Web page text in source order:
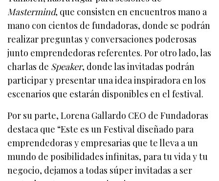
Mastermind, que consisten en encuentros mano a
mano con cientos de fundadoras, donde se podrán
realizar preguntas y conversaciones poderosas
junto emprendedoras referentes. Por otro lado, las
charlas de Speaker, donde las invitadas podrán
participar y presentar una idea inspiradora en los
escenarios que estarán disponibles en el festival.
Por su parte, Lorena Gallardo CEO de Fundadoras
destaca que “Este es un Festival diseñado para
emprendedoras y empresarias que te lleva a un
mundo de posibilidades infinitas, para tu vida y tu
negocio, dejamos a todas súper invitadas a ser